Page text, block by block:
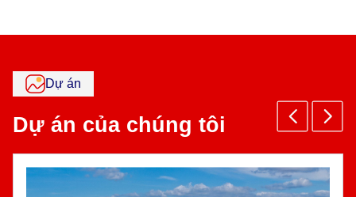
Dự án
Dự án của chúng tôi